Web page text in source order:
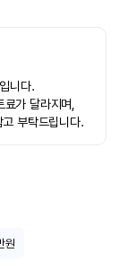
니다.
가 달라지며,
부탁드립니다.
원